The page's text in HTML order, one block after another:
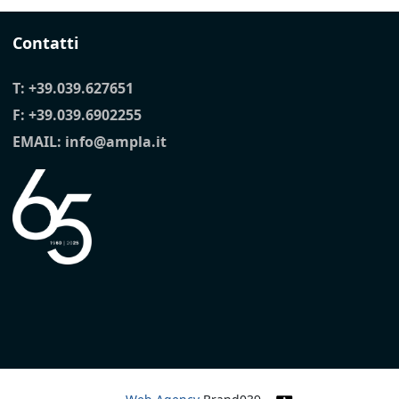
Contatti
T: +39.039.627651
F: +39.039.6902255
EMAIL: info@ampla.it